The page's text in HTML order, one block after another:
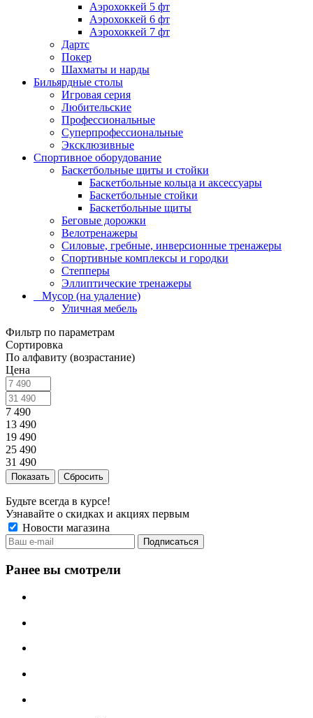
Аэрохоккей 5 фт
Аэрохоккей 6 фт
Аэрохоккей 7 фт
Дартс
Покер
Шахматы и нарды
Бильярдные столы
Игровая серия
Любительские
Профессиональные
Суперпрофессиональные
Эксклюзивные
Спортивное оборудование
Баскетбольные щиты и стойки
Баскетбольные кольца и аксессуары
Баскетбольные стойки
Баскетбольные щиты
Беговые дорожки
Велотренажеры
Силовые, гребные, инверсионные тренажеры
Спортивные комплексы и городки
Степперы
Эллиптические тренажеры
_ Мусор (на удаление)
Уличная мебель
Фильтр по параметрам
Сортировка
По алфавиту (возрастание)
Цена
7 490
13 490
19 490
25 490
31 490
Сбросить
Будьте всегда в курсе!
Узнавайте о скидках и акциях первым
Новости магазина
Ранее вы смотрели